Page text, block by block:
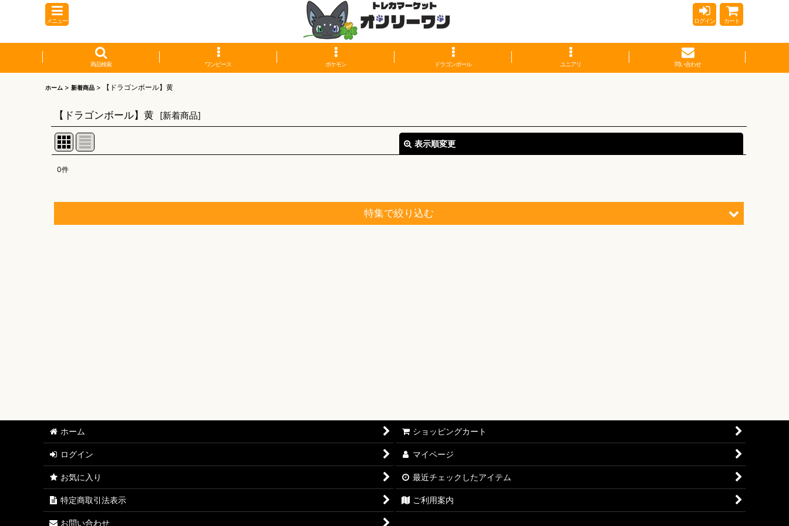
メニュー ログイン カート
商品検索 ワンピース ポケモン ドラゴンボール ユニアリ 問い合わせ
ホーム > 新着商品 > 【ドラゴンボール】黄
【ドラゴンボール】黄 [新着商品]
表示順変更
0件
特集で絞り込む
【ワンピースカード】エクストラブースター ONE PIECE Heroines Edition【EB-03】
【ワンピースカード】ブースターパック 受け継がれる意志【OP-13】
【ワンピースカード】プレミアムブースター ONE PIECE CARD THE BEST vol.2【PRB-02】
【ワンピースカード】ブースターパック 師弟の絆【OP-12】
【ワンピースカード】ブースターパック 神速の拳【OP-11】
ホーム ショッピングカート
ログイン マイページ
お気に入り 最近チェックしたアイテム
特定商取引法表示 ご利用案内
お問い合わせ